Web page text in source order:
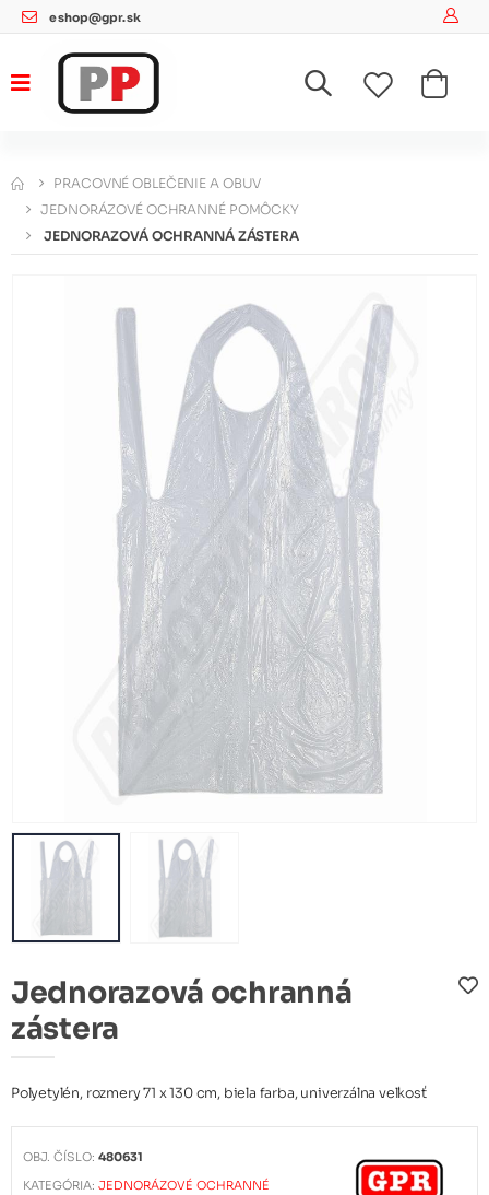
eshop@gpr.sk
PRACOVNÉ OBLEČENIE A OBUV
JEDNORÁZOVÉ OCHRANNÉ POMÔCKY
JEDNORAZOVÁ OCHRANNÁ ZÁSTERA
Jednorazová ochranná
zástera
Polyetylén, rozmery 71 x 130 cm, biela farba, univerzálna veľkosť
OBJ. ČÍSLO:480631
KATEGÓRIA:JEDNORÁZOVÉ OCHRANNÉ